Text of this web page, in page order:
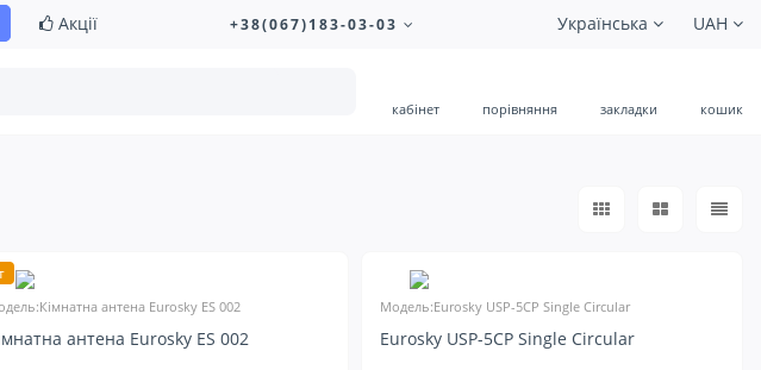
Акції +38(067)183-03-03 UAH
Українська
кабінет порівняння закладки кошик
антена Eurosky ES 002
антена Eurosky ES 002
Модель:Eurosky USP-5CP Single Circular
Eurosky USP-5CP Single Circular